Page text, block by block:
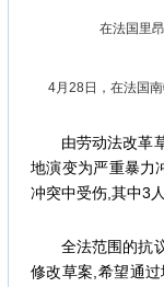
在法国里
4月28日，在法国
由劳动法改革草
地演变为严重暴力
冲突中受伤,其中3
全法范围的抗议
修改草案,希望通